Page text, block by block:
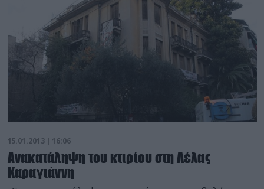
15.01.2013 | 16:06
Ανακατάληψη του κτιρίου στη Λέλας
Καραγιάννη